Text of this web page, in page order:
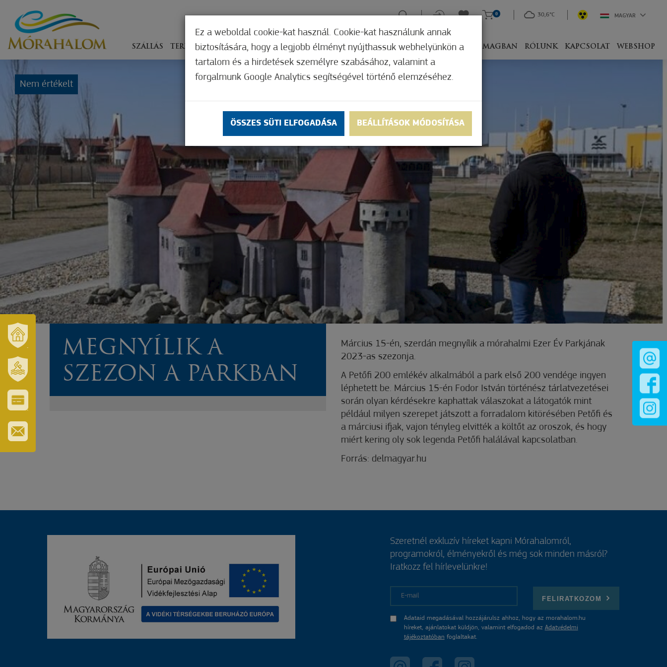
ÉS
TÉRSÉGÜNK
ERZSÉBET
GYÓGYFÜRDŐ
ÉS
TURISZTIKAI
KÁRTYA
SZÁLLÁS TERÍTÉKEN ÉLMÉNYSZERZÉS ZÖLD FÓKUSZ GYÓGYHELY MERRE, MIVEL CSOMAGBAN RÓLUNK KAPCSOLAT WEBSHOP
0 30,6°C MAGYAR
Nem értékelt
MEGNYÍLIK A
SZEZON A PARKBAN
Március 15-én, szerdán megnyílik a mórahalmi Ezer Év Parkjának
2023-as szezonja.
A Petőfi 200 emlékév alkalmából a park első 200 vendége ingyen
léphetett be. Március 15-én Fodor István történész tárlatvezetései
során olyan kérdésekre kaphattak válaszokat a látogatók mint
például milyen szerepet játszott a forradalom kitörésében Petőfi és
a márciusi ifjak, vajon tényleg elvitték a költőt az oroszok, és hogy
miért kering oly sok legenda Petőfi halálával kapcsolatban.
Forrás: delmagyar.hu
Ez a weboldal cookie-kat használ. Cookie-kat használunk annak
biztosítására, hogy a legjobb élményt nyújthassuk webhelyünkön a
tartalom és a hirdetések személyre szabásához, valamint a
forgalmunk Google Analytics segítségével történő elemzéséhez.
ÖSSZES SÜTI ELFOGADÁSA BEÁLLÍTÁSOK MÓDOSÍTÁSA
Szeretnél exkluzív híreket kapni Mórahalomról,
programokról, élményekről és még sok minden másról?
Iratkozz fel hírlevelünkre!
FELIRATKOZOM
Adataid megadásával hozzájárulsz ahhoz, hogy az morahalom.hu
híreket, ajánlatokat küldjön, valamint elfogadod az Adatvédelmi
tájékoztatóban foglaltakat.